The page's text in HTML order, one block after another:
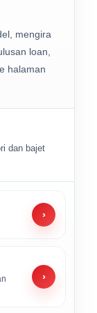
mengira
loan,
halaman
dan bajet
›
›